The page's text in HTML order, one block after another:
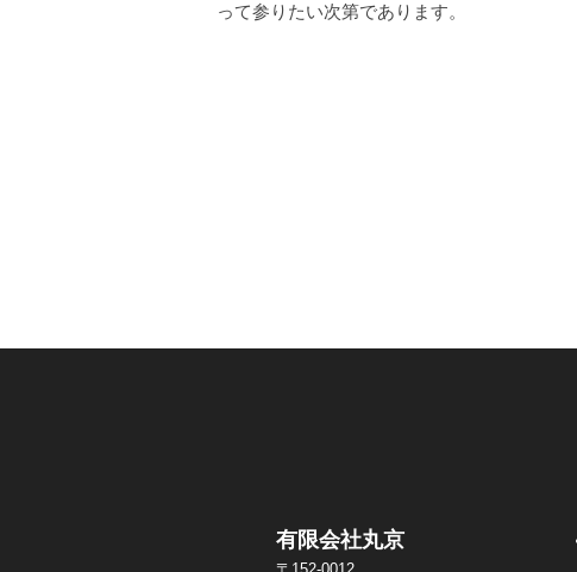
って参りたい次第であります。
有限会社丸京